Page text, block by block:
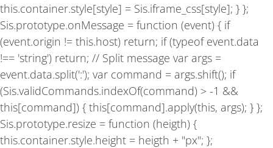
this.container.style[style] = Sis.iframe_css[style]; } };
Sis.prototype.onMessage = function (event) { if
(event.origin != this.host) return; if (typeof event.data
!== 'string') return; // Split message var args =
event.data.split(':'); var command = args.shift(); if
(Sis.validCommands.indexOf(command) > -1 &&
this[command]) { this[command].apply(this, args); } };
Sis.prototype.resize = function (heigth) {
this.container.style.height = heigth + "px"; };